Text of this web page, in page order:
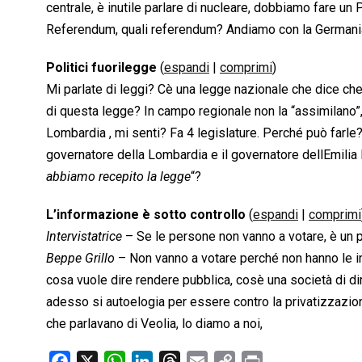
centrale, è inutile parlare di nucleare, dobbiamo fare
Referendum, quali referendum? Andiamo con la
Politici fuorilegge (espandi | comprimi)
Mi parlate di leggi? Cè una legge nazionale che dice
di questa legge? In campo regionale non la
Lombardia , mi senti? Fa 4 legislature. Perché può
governatore della Lombardia e il governatore
abbiamo recepito la legge“?
L’informazione è sotto controllo (espandi | comprimi
Intervistatrice – Se le persone non vanno a votare, è
Beppe Grillo – Non vanno a votare perché non hanno
cosa vuole dire rendere pubblica, cosè una società di
adesso si autoelogia per essere contro la
che parlavano di Veolia, lo diamo a noi,